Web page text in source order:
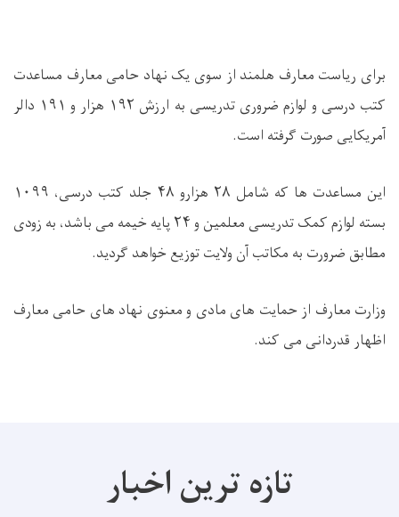
برای ریاست معارف هلمند از سوی یک نهاد حامی معارف مساعدت
کتب درسی و لوازم ضروری تدریسی به ارزش ۱۹۲ هزار و ۱۹۱ دالر
آمریکایی صورت گرفته است.
این مساعدت ها که شامل ۲۸ هزارو ۴۸ جلد کتب درسی، ۱۰۹۹
بسته لوازم کمک تدریسی معلمین و ۲۴ پایه خیمه می باشد، به زودی
مطابق ضرورت به مکاتب آن ولایت توزیع خواهد گردید.
وزارت معارف از حمایت های مادی و معنوی نهاد های حامی معارف
اظهار قدردانی می کند.
تازه ترین اخبار